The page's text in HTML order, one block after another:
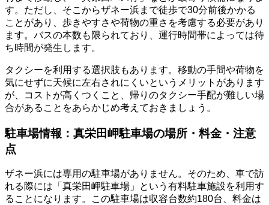
す。ただし、そこからザネー浜まで徒歩で30分前後かかる
ことがあり、歩きやすさや荷物の重さを考慮する必要があり
ます。バスの本数も限られており、運行時間帯によっては待
ち時間が発生します。
タクシーを利用する選択肢もあります。移動の手間や荷物を
気にせずに天候に左右されにくいというメリットがあります
が、コストが高くつくこと、帰りのタクシー手配が難しい場
合があることをあらかじめ考えておきましょう。
駐車場情報：真栄田岬駐車場の場所・料金・注意
点
ザネー浜には専用の駐車場がありません。そのため、車で訪
れる際には「真栄田岬駐車場」という有料駐車施設を利用す
ることになります。この駐車場は収容台数約180台、料金は